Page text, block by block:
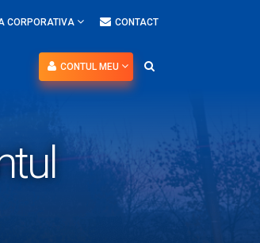
CORPORATIVA CONTACT
CONTUL MEU